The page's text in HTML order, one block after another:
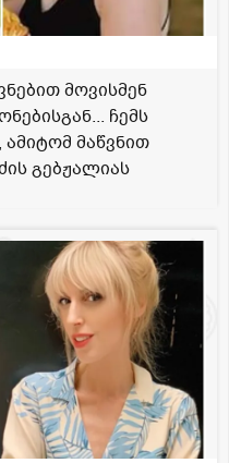
მოვისმენ
ჩემს
მაწვნით
გებჟალიას